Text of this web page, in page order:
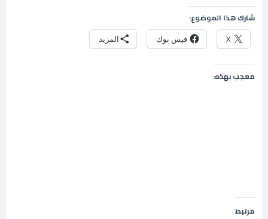
شارك هذا الموضوع:
X فيس بوك المزيد
معجب بهذه:
مرتبط